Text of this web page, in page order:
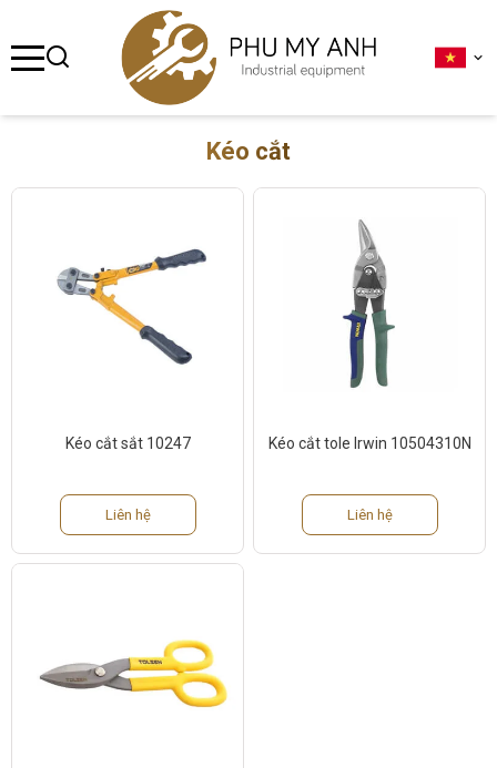
Kéo cắt
Kéo cắt sắt 10247
Liên hệ
Kéo cắt tole Irwin 10504310N
Liên hệ